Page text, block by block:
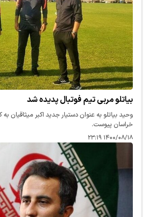
بیاتلو مربی تیم فوتبال پدیده شد
وحید بیاتلو به عنوان دستیار جدید اکبر میثاقیان به
خراسان پیوست.
۱۴۰۰/۰۸/۱۸ ۲۳:۱۹